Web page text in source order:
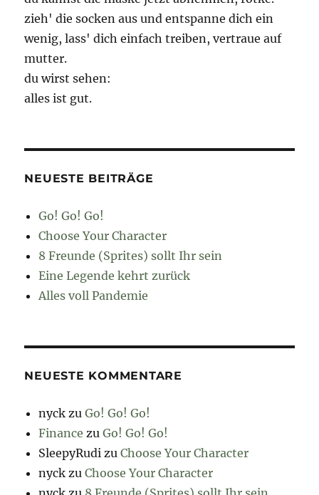
zieh' die socken aus und entspanne dich ein
wenig, lass' dich einfach treiben, vertraue auf
mutter.
du wirst sehen:
alles ist gut.
NEUESTE BEITRÄGE
Go! Go! Go!
Choose Your Character
8 Freunde (Sprites) sollt Ihr sein
Eine Legende kehrt zurück
Alles voll Pandemie
NEUESTE KOMMENTARE
nyck zuGo! Go! Go!
Finance zuGo! Go! Go!
SleepyRudi zuChoose Your Character
nyck zuChoose Your Character